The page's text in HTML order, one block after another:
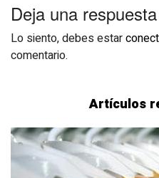
Deja una respuesta
Lo siento, debes estar
comentario.
Artículos